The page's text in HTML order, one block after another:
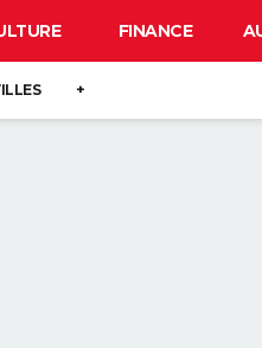
FINANCE
+